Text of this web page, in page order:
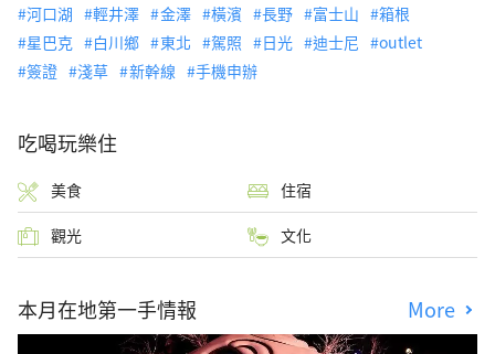
河口湖 輕井澤 金澤 橫濱 長野 富士山
箱根
星巴克
白川鄉 東北 駕照 日光 迪士尼
outlet
簽證
淺草 新幹線 手機申辦
吃喝玩樂住
美食 住宿
觀光 文化
本月在地第一手情報 More